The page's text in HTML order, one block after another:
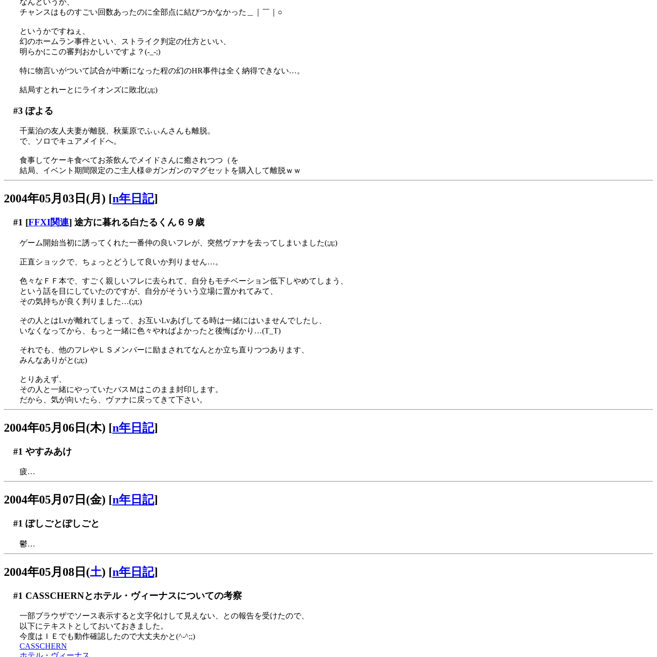
チャンスはものすごい回数あったのに全部点に結びつかなかった＿｜￣｜○
というかですねぇ、
幻のホームラン事件といい、ストライク判定の仕方といい、
明らかにこの審判おかしいですよ？(-_-;)
特に物言いがついて試合が中断になった程の幻のHR事件は全く納得できない…。
結局すとれーとにライオンズに敗北(;д;)
#3 ぽよる
千葉泊の友人夫妻が離脱、秋葉原でふぃんさんも離脱。
で、ソロでキュアメイドへ。
食事してケーキ食べてお茶飲んでメイドさんに癒されつつ（を
結局、イベント期間限定のご主人様＠ガンガンのマグセットを購入して離脱ｗｗ
2004年05月03日(月) [n年日記]
#1 [FFXI関連] 途方に暮れる白たるくん６９歳
ゲーム開始当初に誘ってくれた一番仲の良いフレが、突然ヴァナを去ってしまいました(;д;)
正直ショックで、ちょっとどうして良いか判りません…。
色々なＦＦ本で、すごく親しいフレに去られて、自分もモチベーション低下しやめてしまう、
という話を目にしていたのですが、自分がそういう立場に置かれてみて、
その気持ちが良く判りました…(;д;)
その人とはLvが離れてしまって、お互いLvあげしてる時は一緒にはいませんでしたし、
いなくなってから、もっと一緒に色々やればよかったと後悔ばかり…(T_T)
それでも、他のフレやＬＳメンバーに励まされてなんとか立ち直りつつあります、
みんなありがと(;д;)
とりあえず、
その人と一緒にやっていたバスＭはこのまま封印します。
だから、気が向いたら、ヴァナに戻ってきて下さい。
2004年05月06日(木) [n年日記]
#1 やすみあけ
疲…
2004年05月07日(金) [n年日記]
#1 ぽしごとぽしごと
鬱…
2004年05月08日(土) [n年日記]
#1 CASSCHERNとホテル・ヴィーナスについての考察
一部ブラウザでソース表示すると文字化けして見えない、との報告を受けたので、
以下にテキストとしておいておきました。
今度はＩＥでも動作確認したので大丈夫かと(^-^;;)
CASSCHERN